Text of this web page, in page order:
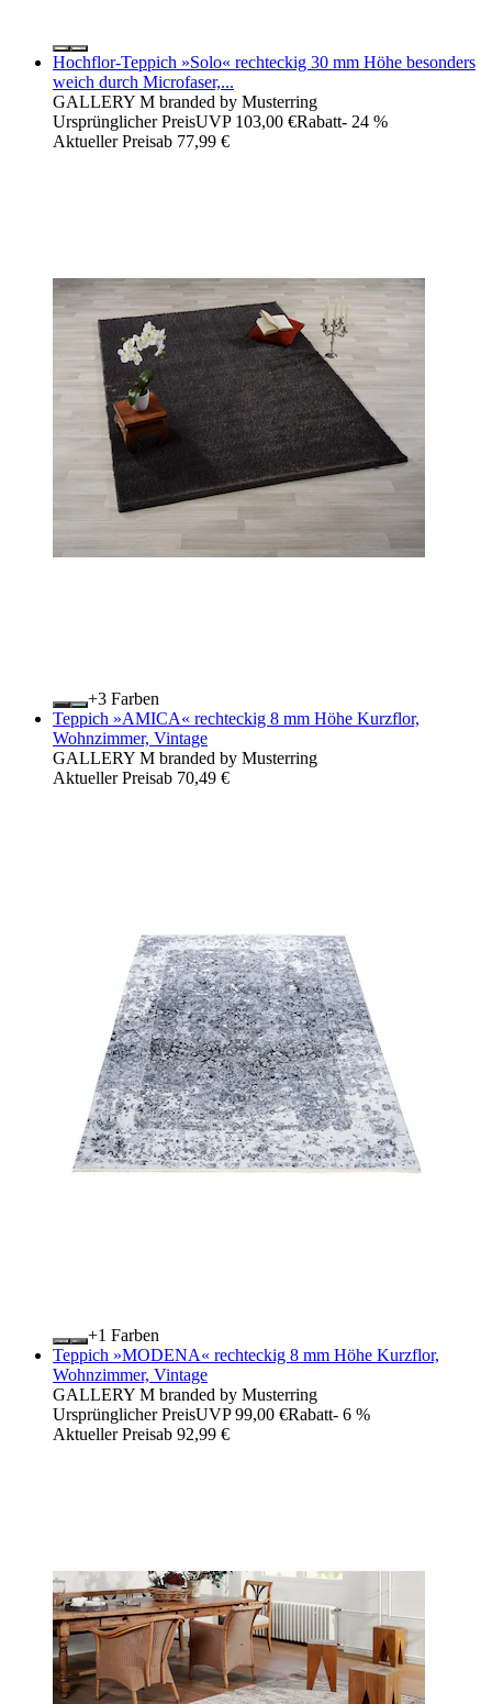
Hochflor-Teppich »Solo« rechteckig 30 mm Höhe besonders
weich durch Microfaser,...
GALLERY M branded by Musterring
Ursprünglicher PreisUVP 103,00 €Rabatt- 24 %
Aktueller Preisab 77,99 €
+
Farben
Teppich »AMICA« rechteckig 8 mm Höhe Kurzflor,
Wohnzimmer, Vintage
GALLERY M branded by Musterring
Aktueller Preisab 70,49 €
+
Farben
Teppich »MODENA« rechteckig 8 mm Höhe Kurzflor,
Wohnzimmer, Vintage
GALLERY M branded by Musterring
Ursprünglicher PreisUVP 99,00 €Rabatt- 6 %
Aktueller Preisab 92,99 €